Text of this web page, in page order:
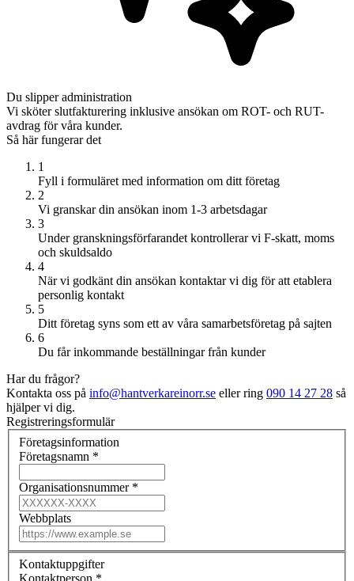
Du slipper administration
Vi sköter slutfakturering inklusive ansökan om ROT- och RUT-
avdrag för våra kunder.
Så här fungerar det
1
Fyll i formuläret med information om ditt företag
2
Vi granskar din ansökan inom 1-3 arbetsdagar
3
Under granskningsförfarandet kontrollerar vi F-skatt, moms
och skuldsaldo
4
När vi godkänt din ansökan kontaktar vi dig för att etablera
personlig kontakt
5
Ditt företag syns som ett av våra samarbetsföretag på sajten
6
Du får inkommande beställningar från kunder
Har du frågor?
Kontakta oss på info@hantverkareinorr.se eller ring 090 14 27 28 så
hjälper vi dig.
Registreringsformulär
Företagsinformation
Företagsnamn *
Organisationsnummer *
Webbplats
Kontaktuppgifter